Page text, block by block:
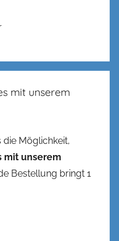
mit unserem
die Möglichkeit,
mit unserem
Bestellung bringt 1